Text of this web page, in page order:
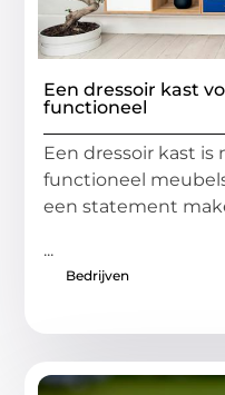
Een dressoir kast
functioneel
Een dressoir kast is
functioneel
een statement
...
Bedrijven